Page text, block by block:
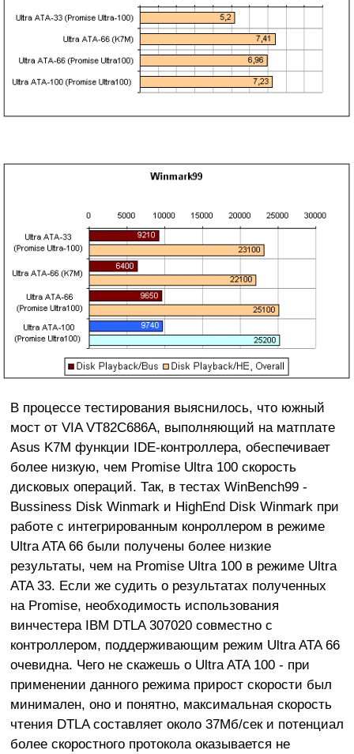
В процессе тестирования выяснилось, что южный
мост от VIA VT82C686A, выполняющий на матплате
Asus K7M функции IDE-контроллера, обеспечивает
более низкую, чем Promise Ultra 100 скорость
дисковых операций. Так, в тестах WinBench99 -
Bussiness Disk Winmark и HighEnd Disk Winmark при
работе с интегрированным конроллером в режиме
Ultra ATA 66 были получены более низкие
результаты, чем на Promise Ultra 100 в режиме Ultra
ATA 33. Если же судить о результатах полученных
на Promise, необходимость использования
винчестера IBM DTLA 307020 совместно с
контроллером, поддерживающим режим Ultra ATA 66
очевидна. Чего не скажешь о Ultra ATA 100 - при
применении данного режима прирост скорости был
минимален, оно и понятно, максимальная скорость
чтения DTLA составляет около 37Мб/сек и потенциал
более скоростного протокола оказывается не